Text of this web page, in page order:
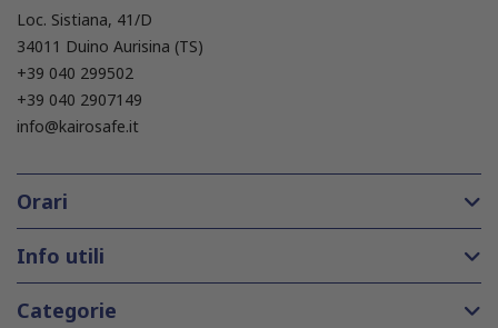
Loc. Sistiana, 41/D
34011 Duino Aurisina (TS)
+39 040 299502
+39 040 2907149
info@kairosafe.it
Orari
Info utili
Categorie